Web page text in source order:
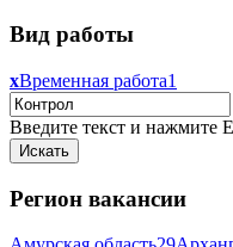
Вид работы
xВременная работа1
Введите текст и нажмите
Регион вакансии